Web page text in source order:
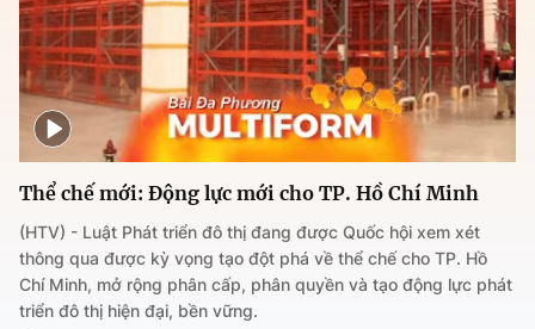
Thể chế mới: Động lực mới cho TP. Hồ Chí Minh
(HTV) - Luật Phát triển đô thị đang được Quốc hội xem xét
thông qua được kỳ vọng tạo đột phá về thể chế cho TP. Hồ
Chí Minh, mở rộng phân cấp, phân quyền và tạo động lực phát
triển đô thị hiện đại, bền vững.